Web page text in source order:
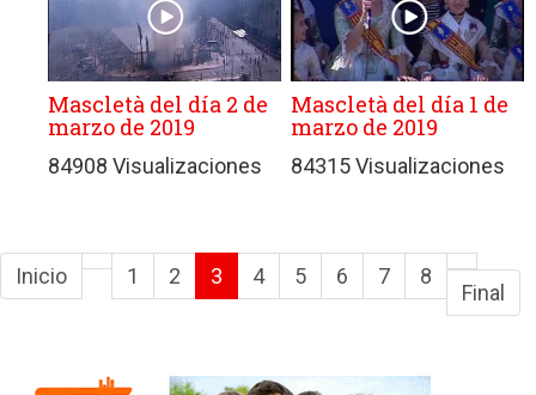
Mascletà del día 2 de
marzo de 2019
84908 Visualizaciones
Mascletà del día 1 de
marzo de 2019
84315 Visualizaciones
Inicio 1 2 3 4 5 6 7 8
Final